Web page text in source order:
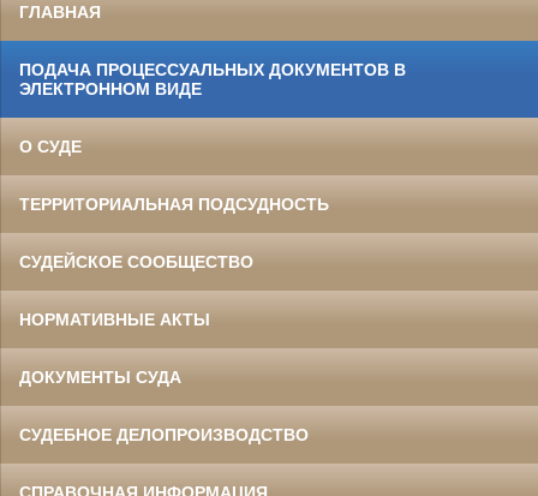
ГЛАВНАЯ
ПОДАЧА ПРОЦЕССУАЛЬНЫХ ДОКУМЕНТОВ В
ЭЛЕКТРОННОМ ВИДЕ
О СУДЕ
ТЕРРИТОРИАЛЬНАЯ ПОДСУДНОСТЬ
СУДЕЙСКОЕ СООБЩЕСТВО
НОРМАТИВНЫЕ АКТЫ
ДОКУМЕНТЫ СУДА
СУДЕБНОЕ ДЕЛОПРОИЗВОДСТВО